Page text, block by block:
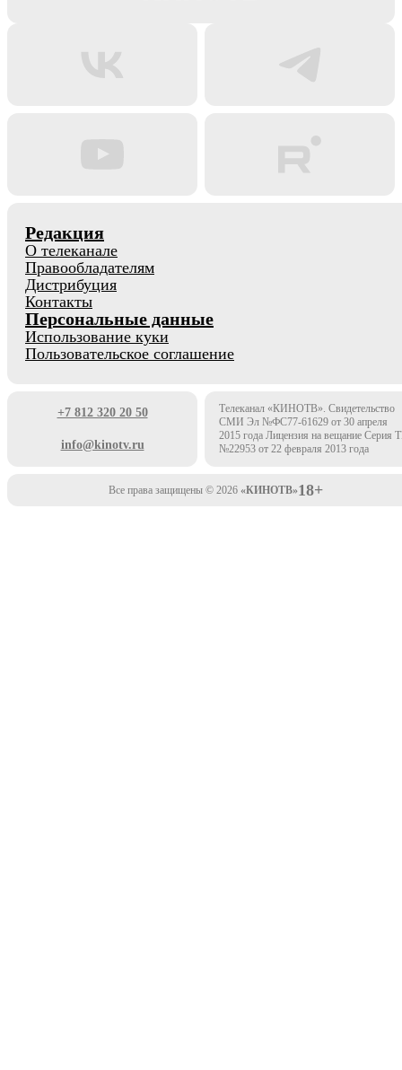
Редакция
О телеканале
Правообладателям
Дистрибуция
Контакты
Персональные данные
Использование куки
Пользовательское соглашение
+7 812 320 20 50
info@kinotv.ru
Телеканал «КИНОТВ». Свидетельство
СМИ Эл №ФС77-61629 от 30 апреля
2015 года Лицензия на вещание Серия
№22953 от 22 февраля 2013 года
Все права защищены © 2026 «КИНОТВ»18+